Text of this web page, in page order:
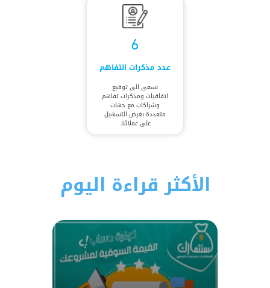
6
عدد مذكرات التفاهم
نسعى الى توقيع
اتفاقيات ومذكرات تفاهم
وشراكات مع جهات
متعددة بغرض التسهيل
على عملائنا.
الأكثر قراءة اليوم